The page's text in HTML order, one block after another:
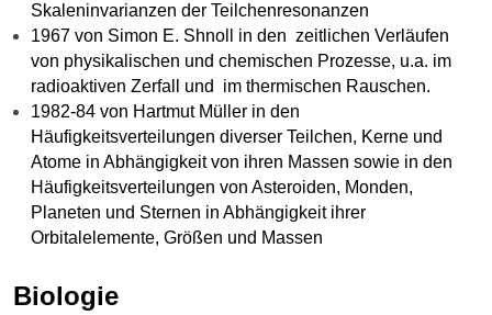
Skaleninvarianzen der Teilchenresonanzen
1967 von Simon E. Shnoll in den zeitlichen Verläufen
von physikalischen und chemischen Prozesse, u.a. im
radioaktiven Zerfall und im thermischen Rauschen.
1982-84 von Hartmut Müller in den
Häufigkeitsverteilungen diverser Teilchen, Kerne und
Atome in Abhängigkeit von ihren Massen sowie in den
Häufigkeitsverteilungen von Asteroiden, Monden,
Planeten und Sternen in Abhängigkeit ihrer
Orbitalelemente, Größen und Massen
Biologie